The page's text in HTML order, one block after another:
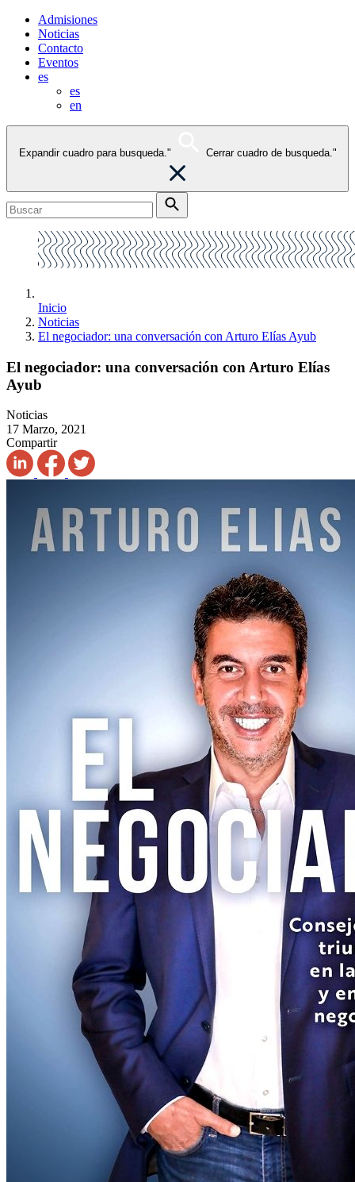
Admisiones
Noticias
Contacto
Eventos
es
es
en
Expandir cuadro para busqueda." Cerrar cuadro de busqueda."
Inicio
Noticias
El negociador: una conversación con Arturo Elías Ayub
El negociador: una conversación con Arturo Elías
Ayub
Noticias
17 Marzo, 2021
Compartir